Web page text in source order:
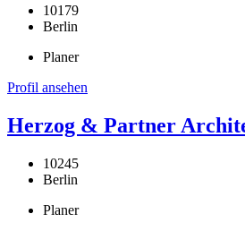
10179
Berlin
Planer
Profil ansehen
Herzog & Partner
10245
Berlin
Planer